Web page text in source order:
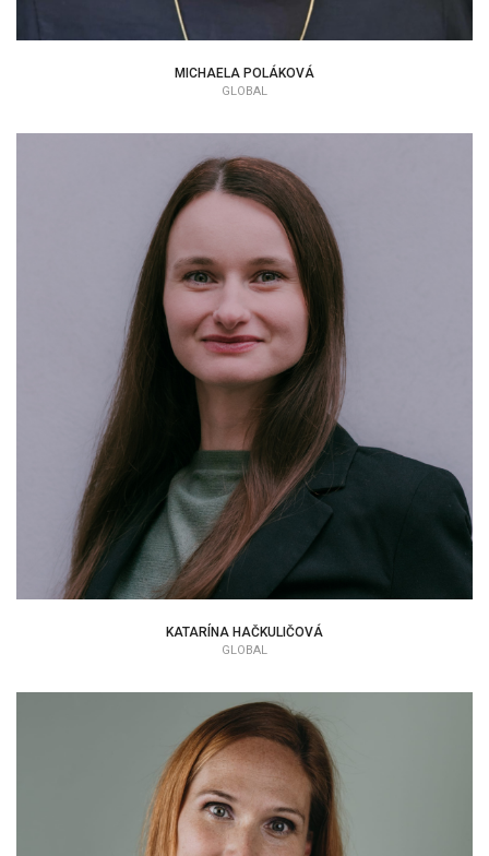
MICHAELA POLÁKOVÁ
GLOBAL
KATARÍNA HAČKULIČOVÁ
KATARÍNA HAČKULIČOVÁ
GLOBAL